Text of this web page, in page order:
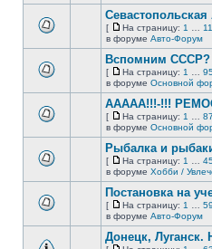
непрочитанных
сообщений.
непрочитанных
сообщений.
этой
непрочитанных
[
На
страницу
На страницу: 1
в форуме Авто-Форум
этой
непрочитанных
сообщений.
Вспомним СССР?
[
На
страницу
На страницу: 1
в форуме Основной
этой
непрочитанных
сообщений.
ААААА!!!-!!!
[
На
страницу
На страницу: 1
в форуме Основной
этой
непрочитанных
сообщений.
Рыбалка и
[
На
страницу
На страницу: 1
в форуме Хобби /
этой
Постановка на
[
На
страницу
На страницу: 1
в форуме Авто-Форум
Донецк, Луганск.